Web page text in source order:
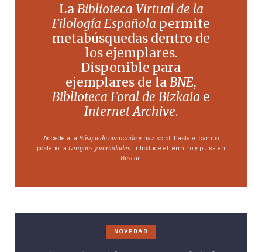
LaBiblioteca Virtual de la
Filología Española permite
metabúsquedas dentro de
los ejemplares.
Disponible para
ejemplares de laBNE,
Biblioteca Foral de Bizkaia e
Internet Archive.
Accede a la Búsqueda avanzada y haz scroll hasta el campo
posterior a Lenguas y variedades . Introduce el término y pulsa en
Buscar.
NOVEDAD